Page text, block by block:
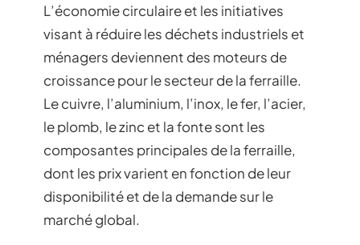
L’économie circulaire et les initiatives
visant à réduire les déchets industriels et
ménagers deviennent des moteurs de
croissance pour le secteur de la ferraille.
Le cuivre, l’aluminium, l’inox, le fer, l’acier,
le plomb, le zinc et la fonte sont les
composantes principales de la ferraille,
dont les prix varient en fonction de leur
disponibilité et de la demande sur le
marché global.